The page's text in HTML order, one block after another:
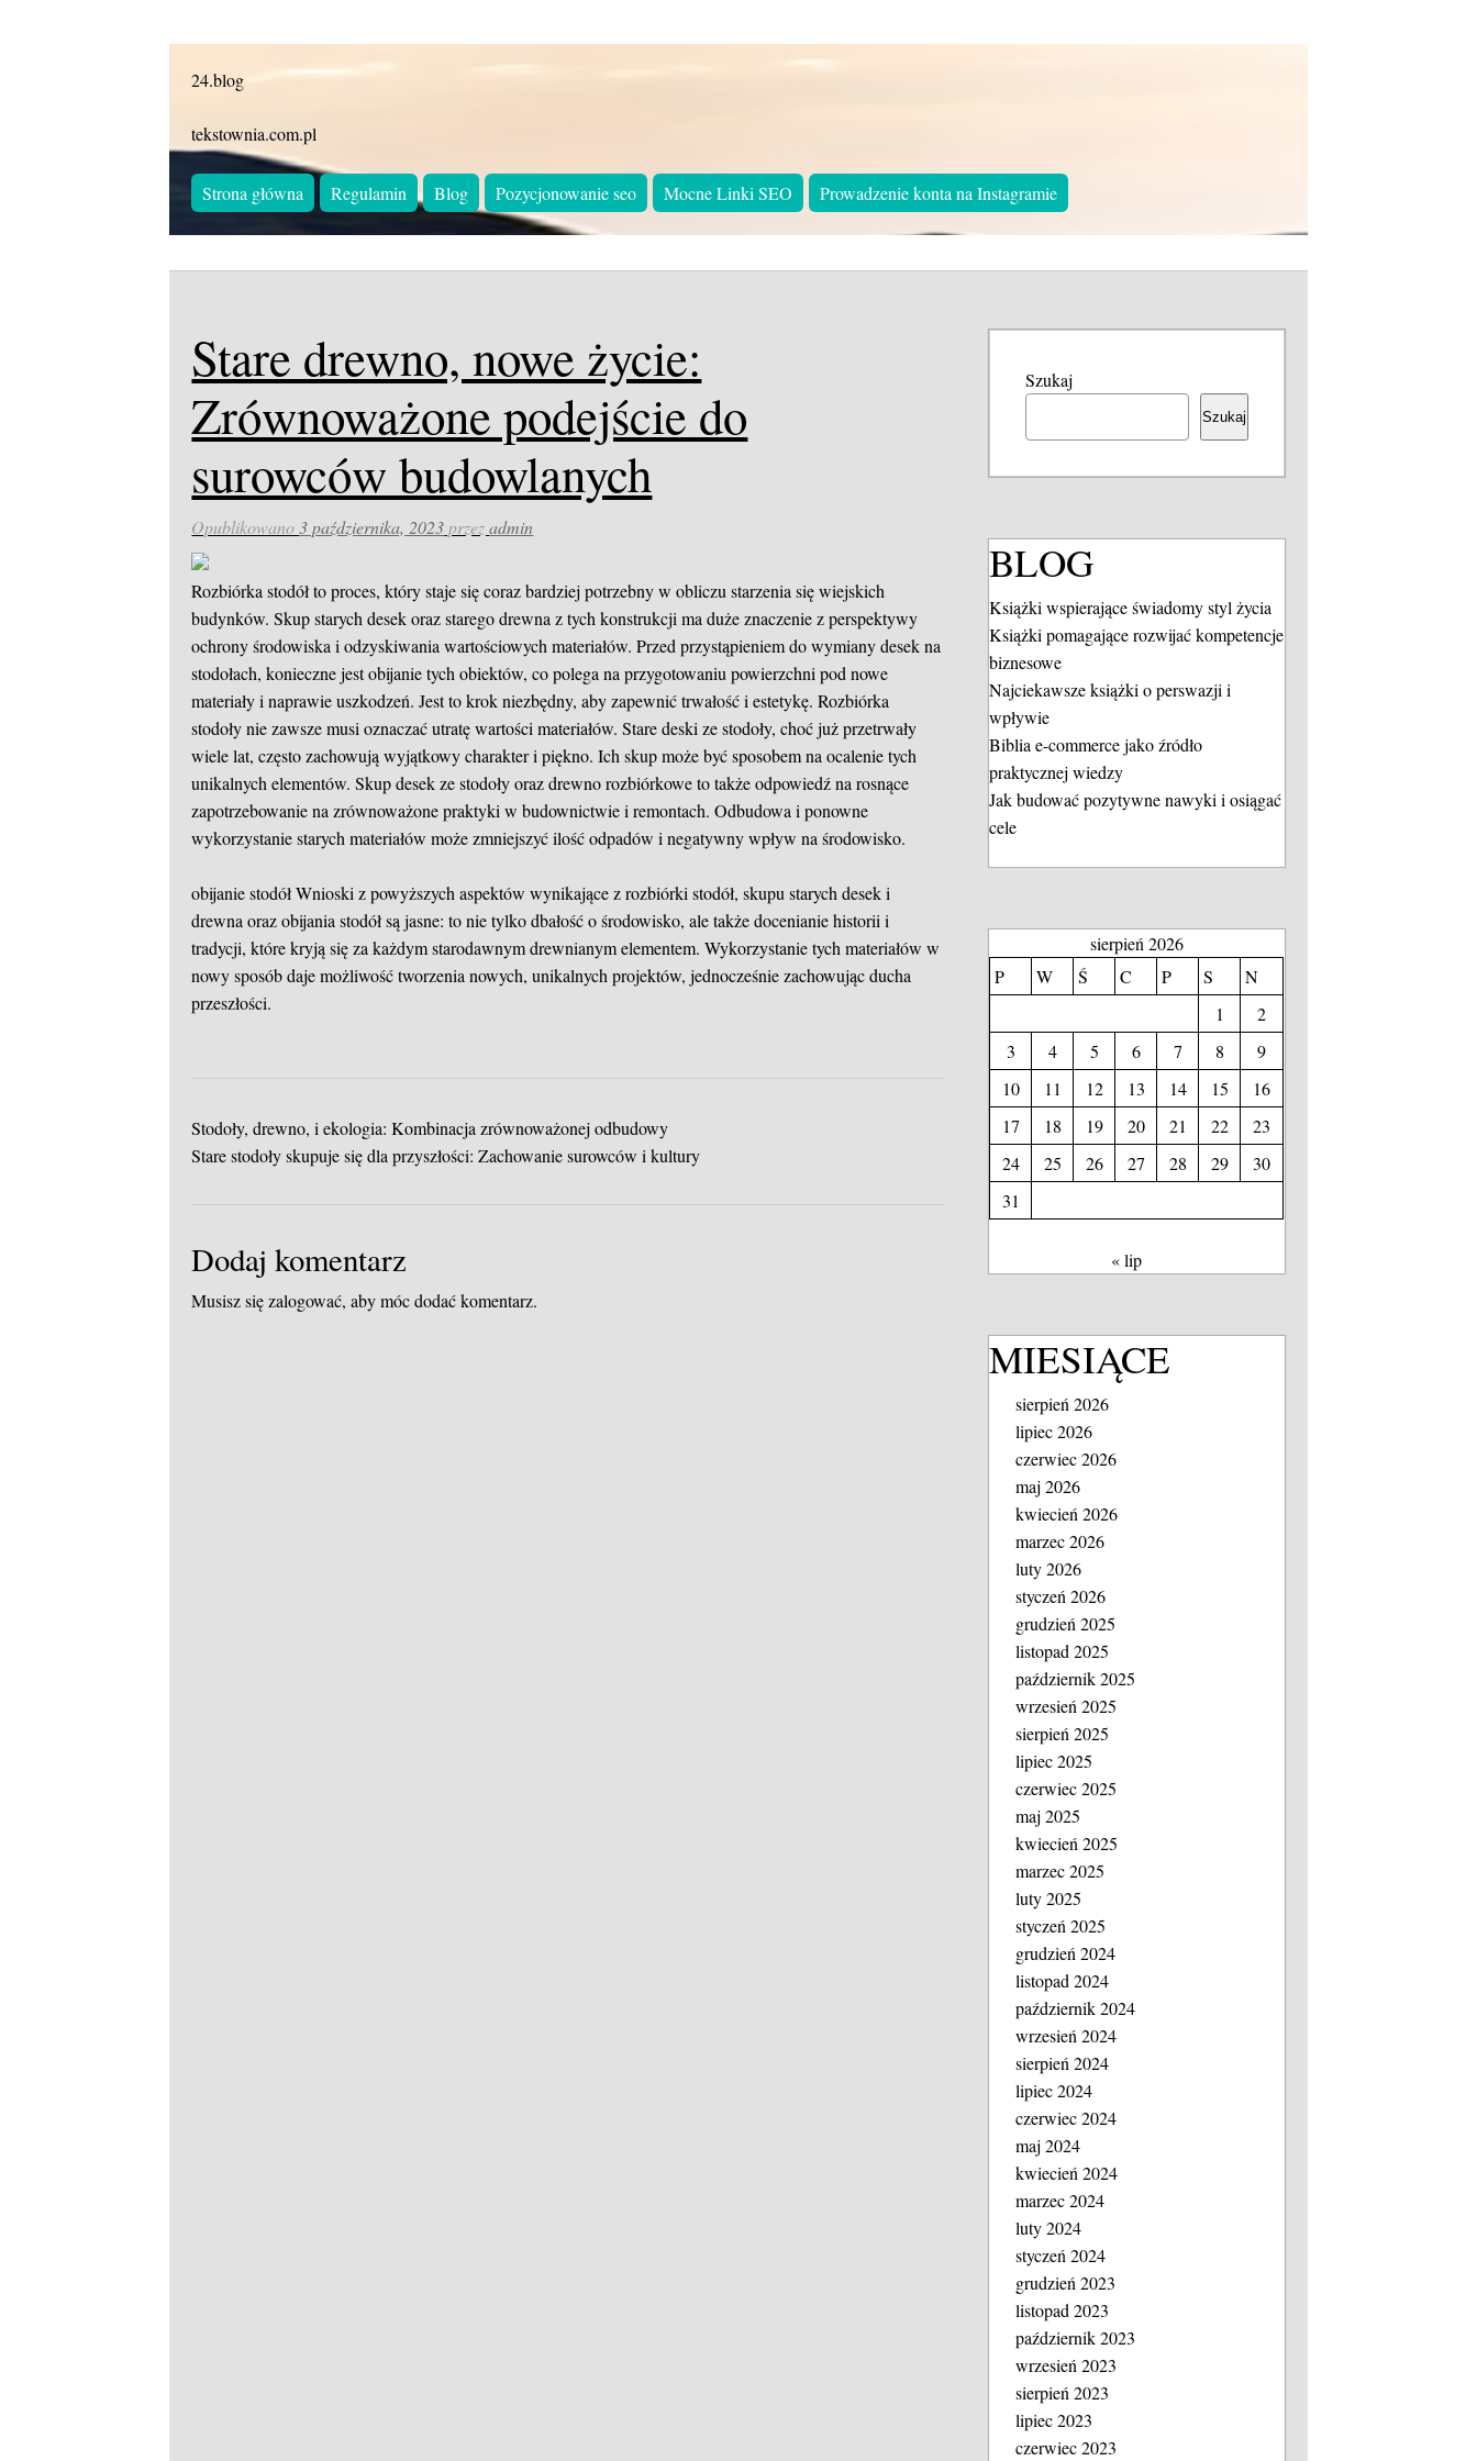
24.blog
tekstownia.com.pl
Strona główna Regulamin Blog Pozycjonowanie seo Mocne Linki SEO Prowadzenie konta na Instagramie
Stare drewno, nowe życie:
Zrównoważone podejście do
surowców budowlanych
Opublikowano3 października, 2023 przezadmin
Rozbiórka stodół to proces, który staje się coraz bardziej potrzebny w obliczu starzenia się wiejskich
budynków. Skup starych desek oraz starego drewna z tych konstrukcji ma duże znaczenie z perspektywy
ochrony środowiska i odzyskiwania wartościowych materiałów. Przed przystąpieniem do wymiany desek na
stodołach, konieczne jest obijanie tych obiektów, co polega na przygotowaniu powierzchni pod nowe
materiały i naprawie uszkodzeń. Jest to krok niezbędny, aby zapewnić trwałość i estetykę. Rozbiórka
stodoły nie zawsze musi oznaczać utratę wartości materiałów. Stare deski ze stodoły, choć już przetrwały
wiele lat, często zachowują wyjątkowy charakter i piękno. Ich skup może być sposobem na ocalenie tych
unikalnych elementów. Skup desek ze stodoły oraz drewno rozbiórkowe to także odpowiedź na rosnące
zapotrzebowanie na zrównoważone praktyki w budownictwie i remontach. Odbudowa i ponowne
wykorzystanie starych materiałów może zmniejszyć ilość odpadów i negatywny wpływ na środowisko.
obijanie stodółWnioski z powyższych aspektów wynikające z rozbiórki stodół, skupu starych desek i
drewna oraz obijania stodół są jasne: to nie tylko dbałość o środowisko, ale także docenianie historii i
tradycji, które kryją się za każdym starodawnym drewnianym elementem. Wykorzystanie tych materiałów w
nowy sposób daje możliwość tworzenia nowych, unikalnych projektów, jednocześnie zachowując ducha
przeszłości.
Stodoły, drewno, i ekologia: Kombinacja zrównoważonej odbudowy
Stare stodoły skupuje się dla przyszłości: Zachowanie surowców i kultury
Dodaj komentarz
Musisz sięzalogować, aby móc dodać komentarz.
Szukaj
Szukaj
BLOG
Książki wspierające świadomy styl życia
Książki pomagające rozwijać kompetencje
biznesowe
Najciekawsze książki o perswazji i
wpływie
Biblia e-commerce jako źródło
praktycznej wiedzy
Jak budować pozytywne nawyki i osiągać
cele
sierpień 2026
P
W Ś C P S
N
1
2
3
4 5 6 7 8
9
10
11 12 13 14 15
16
17
18 19 20 21 22
23
24
25 26 27 28 29
30
31
« lip
MIESIĄCE
sierpień 2026
lipiec 2026
czerwiec 2026
maj 2026
kwiecień 2026
marzec 2026
luty 2026
styczeń 2026
grudzień 2025
listopad 2025
październik 2025
wrzesień 2025
sierpień 2025
lipiec 2025
czerwiec 2025
maj 2025
kwiecień 2025
marzec 2025
luty 2025
styczeń 2025
grudzień 2024
listopad 2024
październik 2024
wrzesień 2024
sierpień 2024
lipiec 2024
czerwiec 2024
maj 2024
kwiecień 2024
marzec 2024
luty 2024
styczeń 2024
grudzień 2023
listopad 2023
październik 2023
wrzesień 2023
sierpień 2023
lipiec 2023
czerwiec 2023